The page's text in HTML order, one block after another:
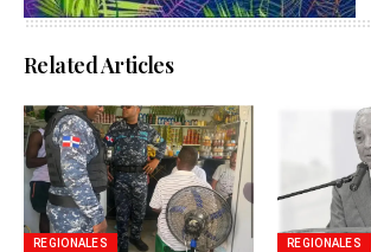
Related Articles
REGIONALES REGIONALES